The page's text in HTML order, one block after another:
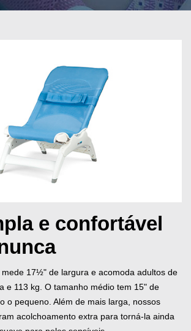
e confortável
17½" de largura e acomoda adultos de
e 113 kg. O tamanho médio tem 15" de
o pequeno. Além de mais larga, nossos
acolchoamento extra para torná-la ainda